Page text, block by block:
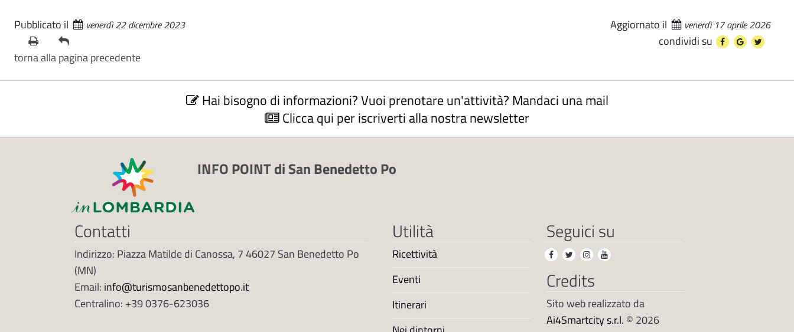
Pubblicato il venerdì 22 dicembre 2023 Aggiornato il venerdì 17 aprile 2026
condividi su
torna alla pagina precedente
Hai bisogno di informazioni? Vuoi prenotare un'attività? Mandaci una mail
Clicca qui per iscriverti alla nostra newsletter
INFO POINT di San Benedetto Po
Contatti
Indirizzo: Piazza Matilde di Canossa, 7 46027 San Benedetto Po
(MN)
Email: info@turismosanbenedettopo.it
Centralino: +39 0376-623036
Utilità
Ricettività
Eventi
Itinerari
Seguici su
Credits
Sito web realizzato da
Ai4Smartcity s.r.l. © 2026